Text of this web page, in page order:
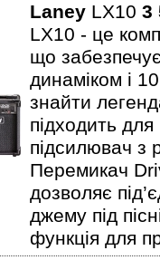
Laney LX10 3
LX10 - це
що
динаміком і
знайти
підходить
підсилювач з
Перемикач
дозволяє
джему під
функція для